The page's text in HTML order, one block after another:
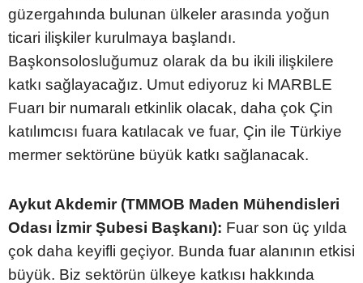
güzergahında bulunan ülkeler arasında yoğun
ticari ilişkiler kurulmaya başlandı.
Başkonsolosluğumuz olarak da bu ikili ilişkilere
katkı sağlayacağız. Umut ediyoruz ki MARBLE
Fuarı bir numaralı etkinlik olacak, daha çok Çin
katılımcısı fuara katılacak ve fuar, Çin ile Türkiye
mermer sektörüne büyük katkı sağlanacak.
Aykut Akdemir (TMMOB Maden Mühendisleri
Odası İzmir Şubesi Başkanı): Fuar son üç yılda
çok daha keyifli geçiyor. Bunda fuar alanının etkisi
büyük. Biz sektörün ülkeye katkısı hakkında